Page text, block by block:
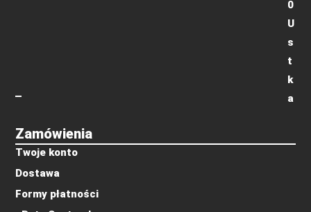
Zamówienia
Twoje konto
Dostawa
Formy płatności
0
U
s
t
k
a